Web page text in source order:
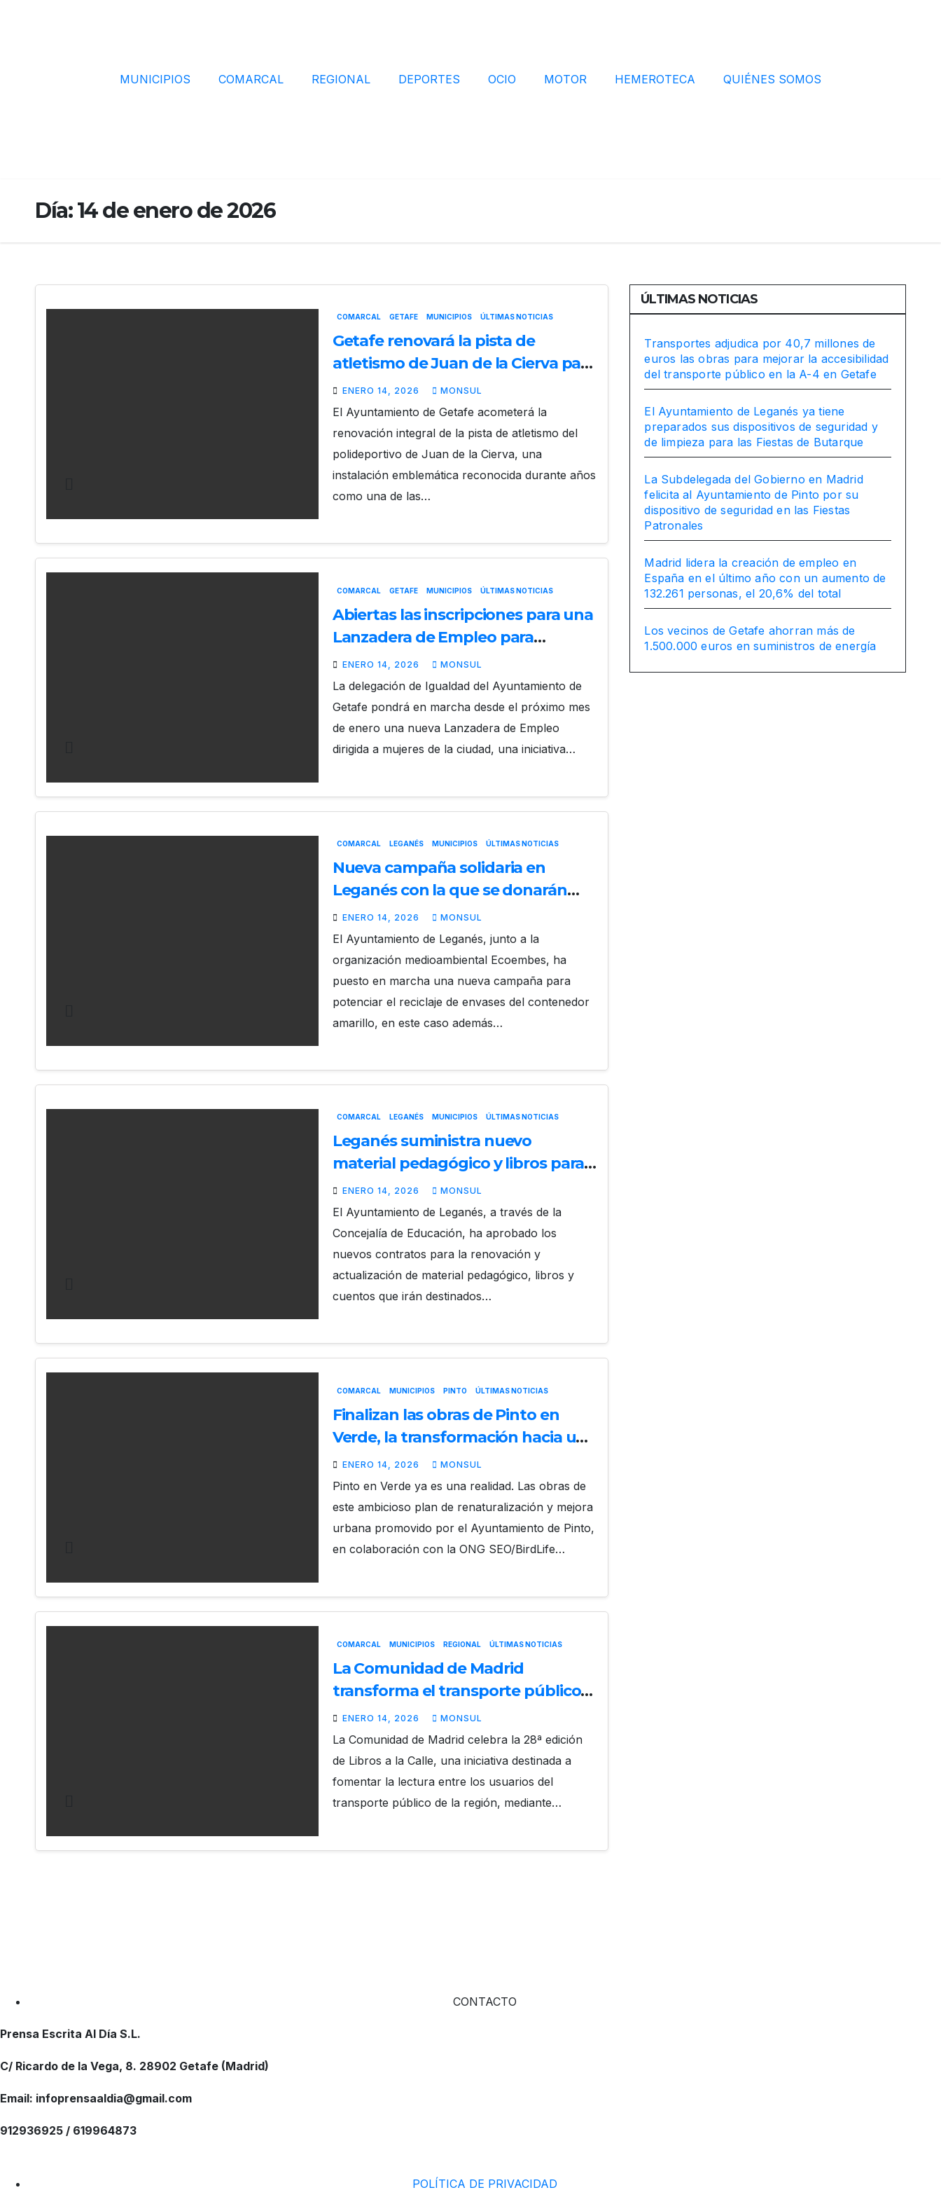
MUNICIPIOS COMARCAL REGIONAL DEPORTES OCIO MOTOR HEMEROTECA QUIÉNES SOMOS
Día:14 de enero de 2026
COMARCAL GETAFE MUNICIPIOS ÚLTIMAS NOTICIAS
Getafe renovará la pista de
atletismo de Juan de la Cierva para
mantenerse como referente
nacional
ENERO 14, 2026 MONSUL
El Ayuntamiento de Getafe acometerá la
renovación integral de la pista de atletismo del
polideportivo de Juan de la Cierva, una
instalación emblemática reconocida durante años
como una de las…
COMARCAL GETAFE MUNICIPIOS ÚLTIMAS NOTICIAS
Abiertas las inscripciones para una
Lanzadera de Empleo para
mujeres en Getafe
ENERO 14, 2026 MONSUL
La delegación de Igualdad del Ayuntamiento de
Getafe pondrá en marcha desde el próximo mes
de enero una nueva Lanzadera de Empleo
dirigida a mujeres de la ciudad, una iniciativa…
COMARCAL LEGANÉS MUNICIPIOS ÚLTIMAS NOTICIAS
Nueva campaña solidaria en
Leganés con la que se donarán
5.000 euros a la Asociación
Síndrome Prader-Willi
ENERO 14, 2026 MONSUL
El Ayuntamiento de Leganés, junto a la
organización medioambiental Ecoembes, ha
puesto en marcha una nueva campaña para
potenciar el reciclaje de envases del contenedor
amarillo, en este caso además…
COMARCAL LEGANÉS MUNICIPIOS ÚLTIMAS NOTICIAS
Leganés suministra nuevo
material pedagógico y libros para
las Escuelas Infantiles y Casas de
Niños tras ocho años sin renovarse
ENERO 14, 2026 MONSUL
El Ayuntamiento de Leganés, a través de la
Concejalía de Educación, ha aprobado los
nuevos contratos para la renovación y
actualización de material pedagógico, libros y
cuentos que irán destinados…
COMARCAL MUNICIPIOS PINTO ÚLTIMAS NOTICIAS
Finalizan las obras de Pinto en
Verde, la transformación hacia una
ciudad más natural y habitable
ENERO 14, 2026 MONSUL
Pinto en Verde ya es una realidad. Las obras de
este ambicioso plan de renaturalización y mejora
urbana promovido por el Ayuntamiento de Pinto,
en colaboración con la ONG SEO/BirdLife…
COMARCAL MUNICIPIOS REGIONAL ÚLTIMAS NOTICIAS
La Comunidad de Madrid
transforma el transporte público
en un espacio de lectura con la
nueva edición de Libros a la Calle
ENERO 14, 2026 MONSUL
La Comunidad de Madrid celebra la 28ª edición
de Libros a la Calle, una iniciativa destinada a
fomentar la lectura entre los usuarios del
transporte público de la región, mediante…
ÚLTIMAS NOTICIAS
Transportes adjudica por 40,7 millones de
euros las obras para mejorar la accesibilidad
del transporte público en la A-4 en Getafe
El Ayuntamiento de Leganés ya tiene
preparados sus dispositivos de seguridad y
de limpieza para las Fiestas de Butarque
La Subdelegada del Gobierno en Madrid
felicita al Ayuntamiento de Pinto por su
dispositivo de seguridad en las Fiestas
Patronales
Madrid lidera la creación de empleo en
España en el último año con un aumento de
132.261 personas, el 20,6% del total
Los vecinos de Getafe ahorran más de
1.500.000 euros en suministros de energía
CONTACTO
Prensa Escrita Al Día S.L.
C/ Ricardo de la Vega, 8. 28902 Getafe (Madrid)
Email: infoprensaaldia@gmail.com
912936925 / 619964873
POLÍTICA DE PRIVACIDAD